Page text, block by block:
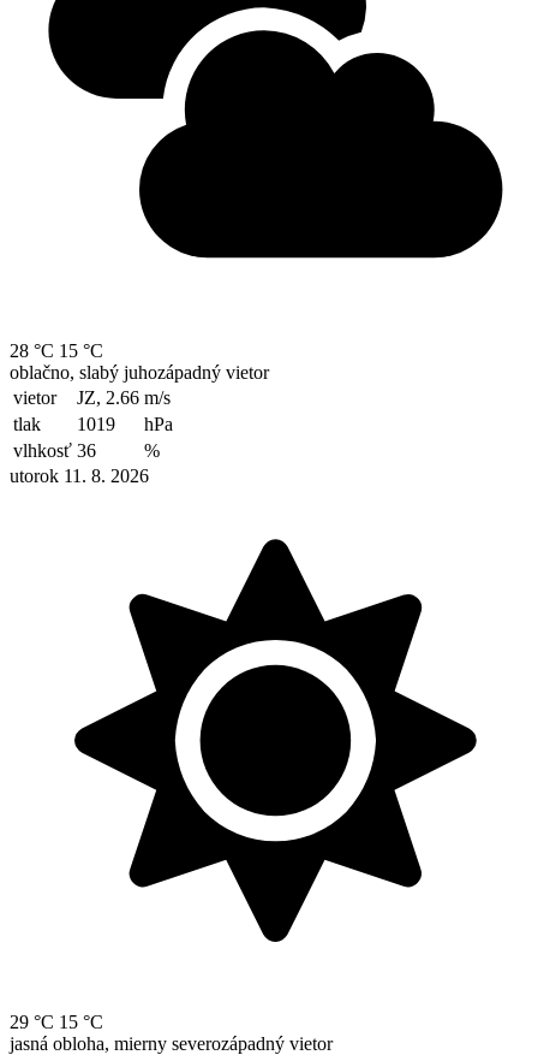
28 °C 15 °C
oblačno, slabý juhozápadný vietor
vietor
JZ, 2.66 m/s
tlak
1019
hPa
vlhkosť 36
%
utorok 11. 8. 2026
29 °C 15 °C
jasná obloha, mierny severozápadný vietor